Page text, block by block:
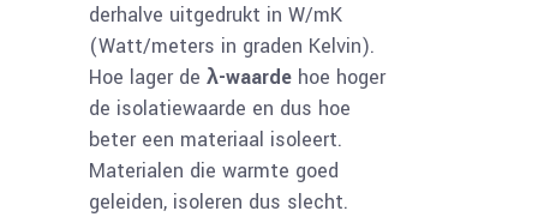
derhalve uitgedrukt in W/mK
(Watt/meters in graden Kelvin).
Hoe lager de λ-waarde hoe hoger
de isolatiewaarde en dus hoe
beter een materiaal isoleert.
Materialen die warmte goed
geleiden, isoleren dus slecht.